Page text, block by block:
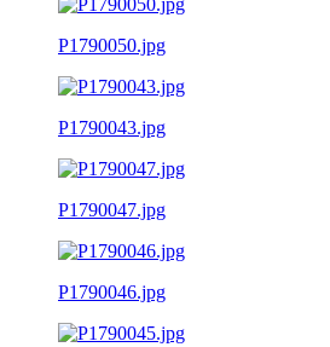
P1790050.jpg
P1790043.jpg
P1790047.jpg
P1790046.jpg